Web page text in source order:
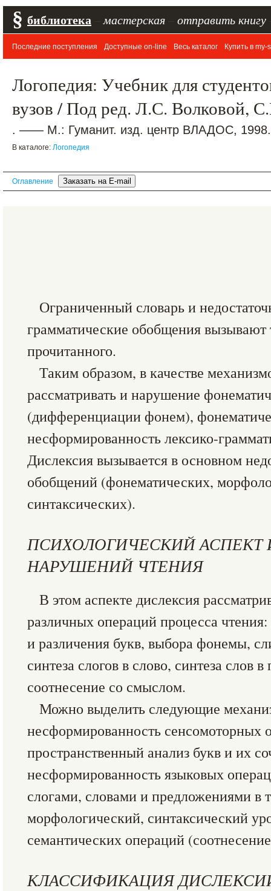
§ библиотека мастерская отправить книгу
Последние поступления Доступные on-line Весь каталог Купить в my-
Логопедия: Учебник для
вузов / Под ред. Л.С. Волковой,
. —— М.: Гуманит. изд. центр ВЛАДОС,
В каталоге: Логопедия
Оглавление
Ограниченный словарь и
грамматические обобщения
прочитанного.
Таким образом, в качестве
рассматривать и нарушение
(дифференциации фонем),
несформированность лексико-
Дислексия вызывается в основном
обобщений (фонематических,
синтаксических).
ПСИХОЛОГИЧЕСКИЙ АСПЕКТ
НАРУШЕНИЙ ЧТЕНИЯ
В этом аспекте дислексия
различных операций процесса
и различения букв, выбора фонемы,
синтеза слогов в слово, синтеза слов
соотнесение со смыслом.
Можно выделить следующие
несформированность сенсомоторных
пространственный анализ букв и их
несформированность языковых
слогами, словами и предложениями в
морфологический, синтаксический
семантических операций
КЛАССИФИКАЦИЯ